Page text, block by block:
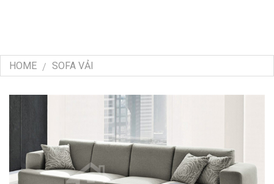
HOME / SOFA VẢI